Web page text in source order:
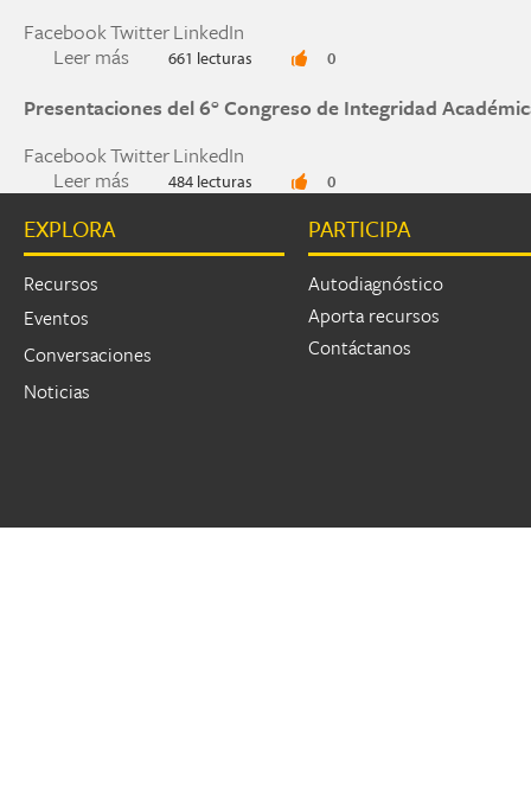
FacebookTwitterLinkedIn
Leer más sobre Presentaciones del 6° Congreso de
661 lecturas 0
Presentaciones del 6° Congreso de Integridad
FacebookTwitterLinkedIn
Leer más sobre Presentaciones del 6° Congreso de
484 lecturas 0
Páginas
EXPLORA
Recursos
Eventos
Conversaciones
Noticias
PARTICIPA
Autodiagnóstico
Aporta recursos
Contáctanos